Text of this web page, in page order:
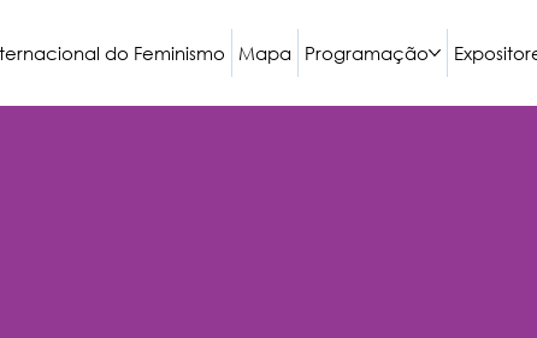
do Feminismo Mapa Programação